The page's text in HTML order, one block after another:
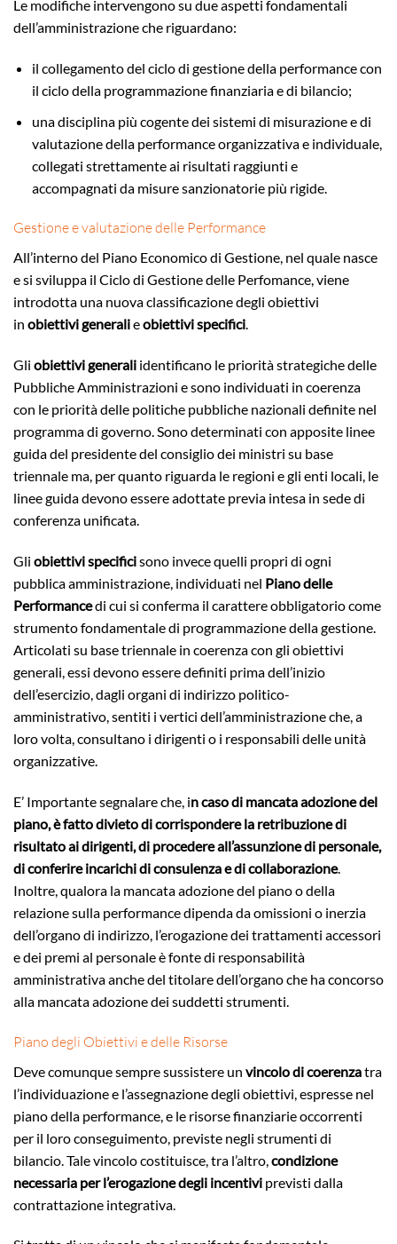
Le modifiche intervengono su due aspetti fondamentali
dell’amministrazione che riguardano:
il collegamento del ciclo di gestione della performance con
il ciclo della programmazione finanziaria e di bilancio;
una disciplina più cogente dei sistemi di misurazione e di
valutazione della performance organizzativa e individuale,
collegati strettamente ai risultati raggiunti e
accompagnati da misure sanzionatorie più rigide.
Gestione e valutazione delle Performance
All’interno del Piano Economico di Gestione, nel quale nasce
e si sviluppa il Ciclo di Gestione delle Perfomance, viene
introdotta una nuova classificazione degli obiettivi
in obiettivi generalieobiettivi specifici.
Gli obiettivi generali identificano le priorità strategiche delle
Pubbliche Amministrazioni e sono individuati in coerenza
con le priorità delle politiche pubbliche nazionali definite nel
programma di governo. Sono determinati con apposite linee
guida del presidente del consiglio dei ministri su base
triennale ma, per quanto riguarda le regioni e gli enti locali, le
linee guida devono essere adottate previa intesa in sede di
conferenza unificata.
Gli obiettivi specificisono invece quelli propri di ogni
pubblica amministrazione, individuati nel Piano delle
Performancedi cui si conferma il carattere obbligatorio come
strumento fondamentale di programmazione della gestione.
Articolati su base triennale in coerenza con gli obiettivi
generali, essi devono essere definiti prima dell’inizio
dell’esercizio, dagli organi di indirizzo politico-
amministrativo, sentiti i vertici dell’amministrazione che, a
loro volta, consultano i dirigenti o i responsabili delle unità
organizzative.
E’ Importante segnalare che, in caso di mancata adozione del
piano, è fatto divieto di corrispondere la retribuzione di
risultato ai dirigenti, di procedere all’assunzione di personale,
di conferire incarichi di consulenza e di collaborazione.
Inoltre, qualora la mancata adozione del piano o della
relazione sulla performance dipenda da omissioni o inerzia
dell’organo di indirizzo, l’erogazione dei trattamenti accessori
e dei premi al personale è fonte di responsabilità
amministrativa anche del titolare dell’organo che ha concorso
alla mancata adozione dei suddetti strumenti.
Piano degli Obiettivi e delle Risorse
Deve comunque sempre sussistere un vincolo di coerenzatra
l’individuazione e l’assegnazione degli obiettivi, espresse nel
piano della performance, e le risorse finanziarie occorrenti
per il loro conseguimento, previste negli strumenti di
bilancio. Tale vincolo costituisce, tra l’altro, condizione
necessaria per l’erogazione degli incentivi previsti dalla
contrattazione integrativa.